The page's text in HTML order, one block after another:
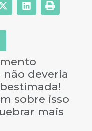
não deveria
sobre isso
mais